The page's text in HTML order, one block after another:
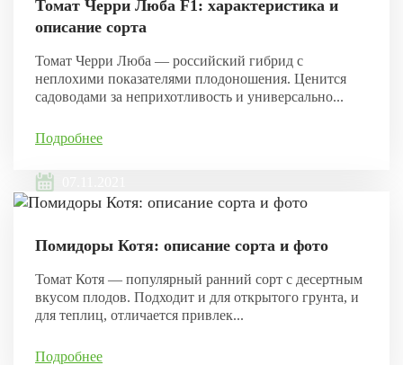
Томат Черри Люба F1: характеристика и
описание сорта
Томат Черри Люба — российский гибрид с
неплохими показателями плодоношения. Ценится
садоводами за неприхотливость и универсально...
Подробнее
Помидоры Котя: описание сорта и фото
Томат Котя — популярный ранний сорт с десертным
вкусом плодов. Подходит и для открытого грунта, и
для теплиц, отличается привлек...
Подробнее